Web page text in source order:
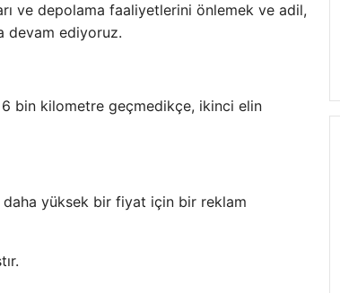
ve depolama faaliyetlerini önlemek ve adil,
devam ediyoruz.
bin kilometre geçmedikçe, ikinci elin
yüksek bir fiyat için bir reklam